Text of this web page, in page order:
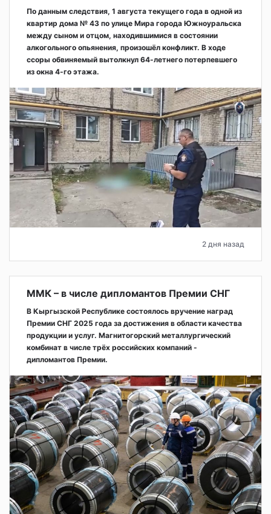
По данным следствия, 1 августа текущего года в одной из
квартир дома № 43 по улице Мира города Южноуральска
между сыном и отцом, находившимися в состоянии
алкогольного опьянения, произошёл конфликт. В ходе
ссоры обвиняемый вытолкнул 64-летнего потерпевшего
из окна 4-го этажа.
2 дня назад
ММК – в числе дипломантов Премии СНГ
В Кыргызской Республике состоялось вручение наград
Премии СНГ 2025 года за достижения в области качества
продукции и услуг. Магнитогорский металлургический
комбинат в числе трёх российских компаний -
дипломантов Премии.